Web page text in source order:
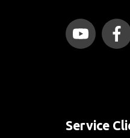
Service